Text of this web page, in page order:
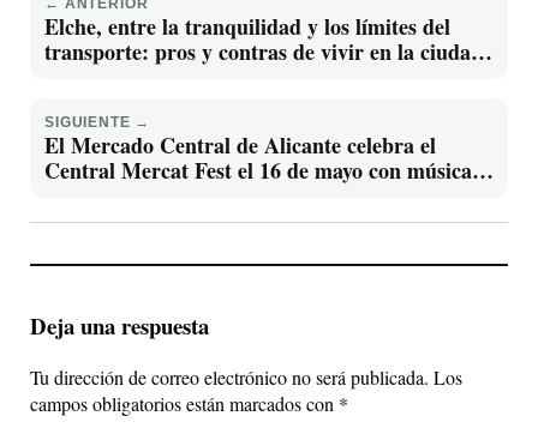
← ANTERIOR
Elche, entre la tranquilidad y los límites del
transporte: pros y contras de vivir en la ciudad
SIGUIENTE →
El Mercado Central de Alicante celebra el
Central Mercat Fest el 16 de mayo con música,
Deja una respuesta
Tu dirección de correo electrónico no será publicada. Los
campos obligatorios están marcados con *